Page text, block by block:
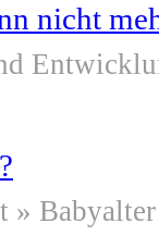
nicht
» Babyalter